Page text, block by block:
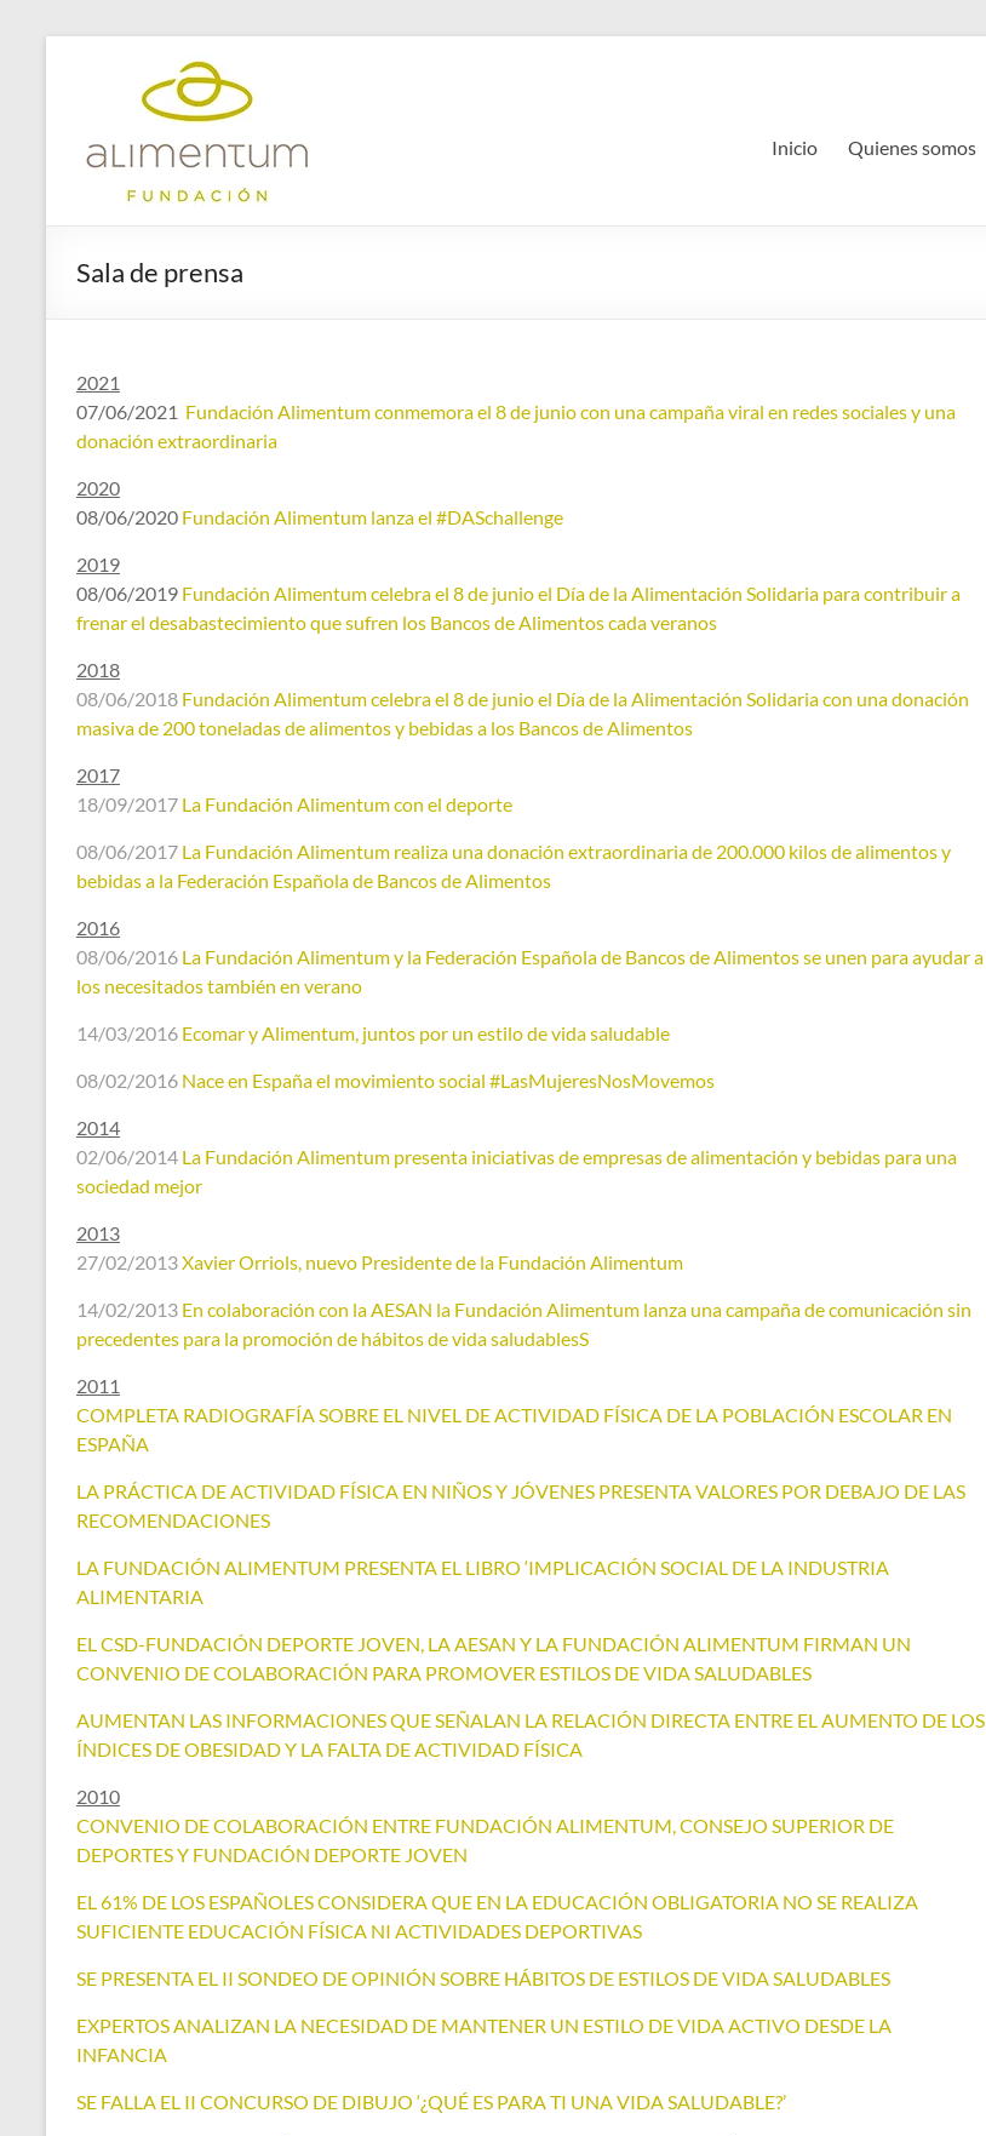
Fundación
Alimentum
Inicio Quienes somos
Sala de prensa
2021
07/06/2021 Fundación Alimentum conmemora el 8 de junio con una campaña viral en redes sociales y una
donación extraordinaria
2020
08/06/2020 Fundación Alimentum lanza el #DASchallenge
2019
08/06/2019 Fundación Alimentum celebra el 8 de junio el Día de la Alimentación Solidaria para contribuir a
frenar el desabastecimiento que sufren los Bancos de Alimentos cada veranos
2018
08/06/2018 Fundación Alimentum celebra el 8 de junio el Día de la Alimentación Solidaria con una donación
masiva de 200 toneladas de alimentos y bebidas a los Bancos de Alimentos
2017
18/09/2017 La Fundación Alimentum con el deporte
08/06/2017 La Fundación Alimentum realiza una donación extraordinaria de 200.000 kilos de alimentos y
bebidas a la Federación Española de Bancos de Alimentos
2016
08/06/2016 La Fundación Alimentum y la Federación Española de Bancos de Alimentos se unen para ayudar a
los necesitados también en verano
14/03/2016 Ecomar y Alimentum, juntos por un estilo de vida saludable
08/02/2016 Nace en España el movimiento social #LasMujeresNosMovemos
2014
02/06/2014 La Fundación Alimentum presenta iniciativas de empresas de alimentación y bebidas para una
sociedad mejor
2013
27/02/2013Xavier Orriols, nuevo Presidente de la Fundación Alimentum
14/02/2013 En colaboración con la AESAN la Fundación Alimentum lanza una campaña de comunicación sin
precedentes para la promoción de hábitos de vida saludablesS
2011
COMPLETA RADIOGRAFÍA SOBRE EL NIVEL DE ACTIVIDAD FÍSICA DE LA POBLACIÓN ESCOLAR EN
ESPAÑA
LA PRÁCTICA DE ACTIVIDAD FÍSICA EN NIÑOS Y JÓVENES PRESENTA VALORES POR DEBAJO DE LAS
RECOMENDACIONES
LA FUNDACIÓN ALIMENTUM PRESENTA EL LIBRO ‘IMPLICACIÓN SOCIAL DE LA INDUSTRIA
ALIMENTARIA
EL CSD-FUNDACIÓN DEPORTE JOVEN, LA AESAN Y LA FUNDACIÓN ALIMENTUM FIRMAN UN
CONVENIO DE COLABORACIÓN PARA PROMOVER ESTILOS DE VIDA SALUDABLES
AUMENTAN LAS INFORMACIONES QUE SEÑALAN LA RELACIÓN DIRECTA ENTRE EL AUMENTO DE LOS
ÍNDICES DE OBESIDAD Y LA FALTA DE ACTIVIDAD FÍSICA
2010
CONVENIO DE COLABORACIÓN ENTRE FUNDACIÓN ALIMENTUM, CONSEJO SUPERIOR DE
DEPORTES Y FUNDACIÓN DEPORTE JOVEN
EL 61% DE LOS ESPAÑOLES CONSIDERA QUE EN LA EDUCACIÓN OBLIGATORIA NO SE REALIZA
SUFICIENTE EDUCACIÓN FÍSICA NI ACTIVIDADES DEPORTIVAS
SE PRESENTA EL II SONDEO DE OPINIÓN SOBRE HÁBITOS DE ESTILOS DE VIDA SALUDABLES
EXPERTOS ANALIZAN LA NECESIDAD DE MANTENER UN ESTILO DE VIDA ACTIVO DESDE LA
INFANCIA
SE FALLA EL II CONCURSO DE DIBUJO ‘¿QUÉ ES PARA TI UNA VIDA SALUDABLE?’